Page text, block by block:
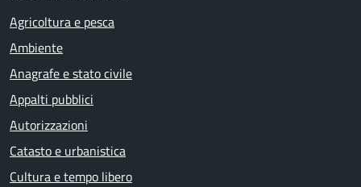
Agricoltura e pesca
Ambiente
Anagrafe e stato civile
Appalti pubblici
Autorizzazioni
Catasto e urbanistica
Cultura e tempo libero